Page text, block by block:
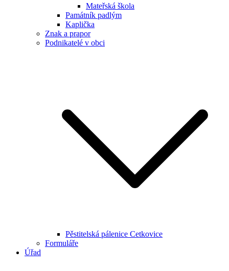
Mateřská škola
Památník padlým
Kaplička
Znak a prapor
Podnikatelé v obci
Pěstitelská pálenice Cetkovice
Formuláře
Úřad